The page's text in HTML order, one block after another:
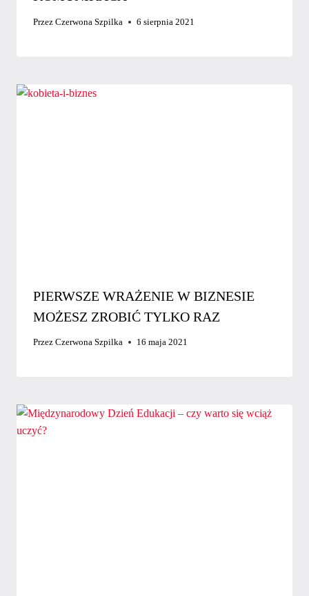
Przez Czerwona Szpilka 6 sierpnia 2021
PIERWSZE WRAŻENIE W BIZNESIE
MOŻESZ ZROBIĆ TYLKO RAZ
Przez Czerwona Szpilka 16 maja 2021